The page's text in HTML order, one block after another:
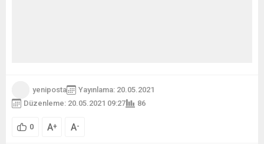
yeniposta
Yayınlama: 20.05.2021
Düzenleme: 20.05.2021 09:27
86
0 A+ A-